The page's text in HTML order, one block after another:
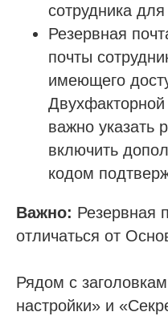
сотрудника
Резервная
почты
имеющего
важно указать
включить
кодом
Важно: Резервная
отличаться от
Рядом с
настройки» и